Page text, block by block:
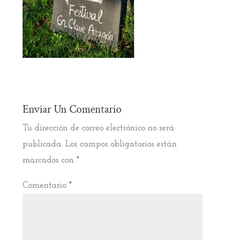
Enviar Un Comentario
Tu dirección de correo electrónico no será
publicada. Los campos obligatorios están
marcados con *
Comentario *